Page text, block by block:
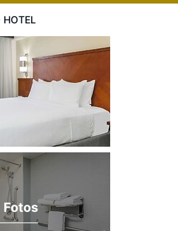
HOTEL
Fotos